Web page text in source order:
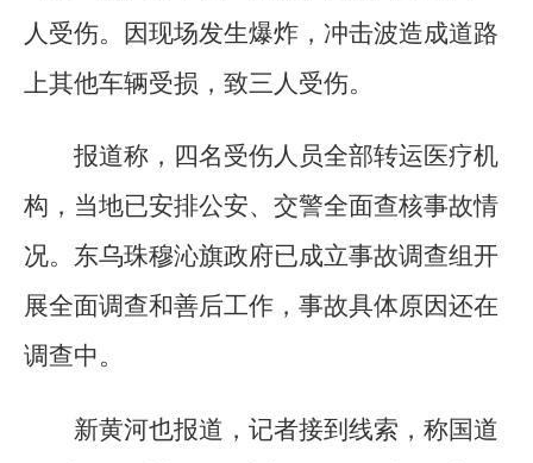
人受伤。因现场发生爆炸，冲击波造成道路
上其他车辆受损，致三人受伤。
报道称，四名受伤人员全部转运医疗机
构，当地已安排公安、交警全面查核事故情
况。东乌珠穆沁旗政府已成立事故调查组开
展全面调查和善后工作，事故具体原因还在
调查中。
新黄河也报道，记者接到线索，称国道